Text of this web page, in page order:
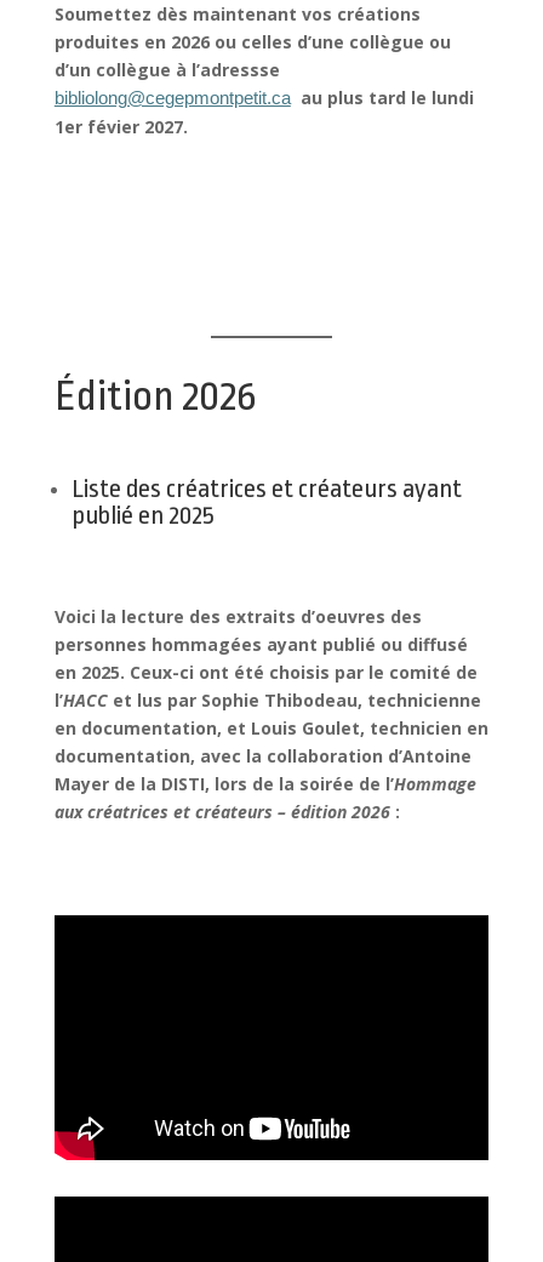
Soumettez dès maintenant vos créations
produites en 2026 ou celles d’une collègue ou
d’un collègue à l’adressse
bibliolong@cegepmontpetit.caau plus tard le lundi
1er févier 2027.
Édition 2026
Liste des créatrices et créateurs ayant
publié en 2025
Voici la lecture des extraits d’oeuvres des
personnes hommagées ayant publié ou diffusé
en 2025. Ceux-ci ont été choisis par le comité de
l’HACCet lus par Sophie Thibodeau, technicienne
en documentation, et Louis Goulet, technicien en
documentation, avec la collaboration d’Antoine
Mayer de la DISTI, lors de la soirée de l’Hommage
aux créatrices et créateurs – édition 2026 :